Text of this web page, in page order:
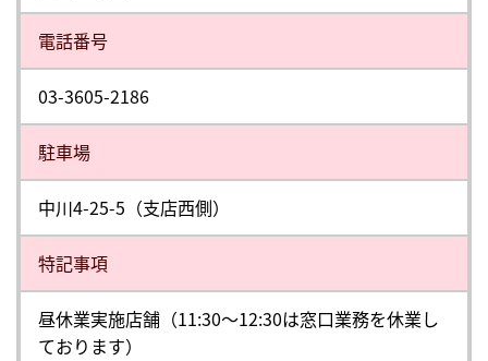
電話番号
03-3605-2186
駐⾞場
中川4-25-5（支店西側）
特記事項
昼休業実施店舗（11:30～12:30は窓口業務を休業し
ております）